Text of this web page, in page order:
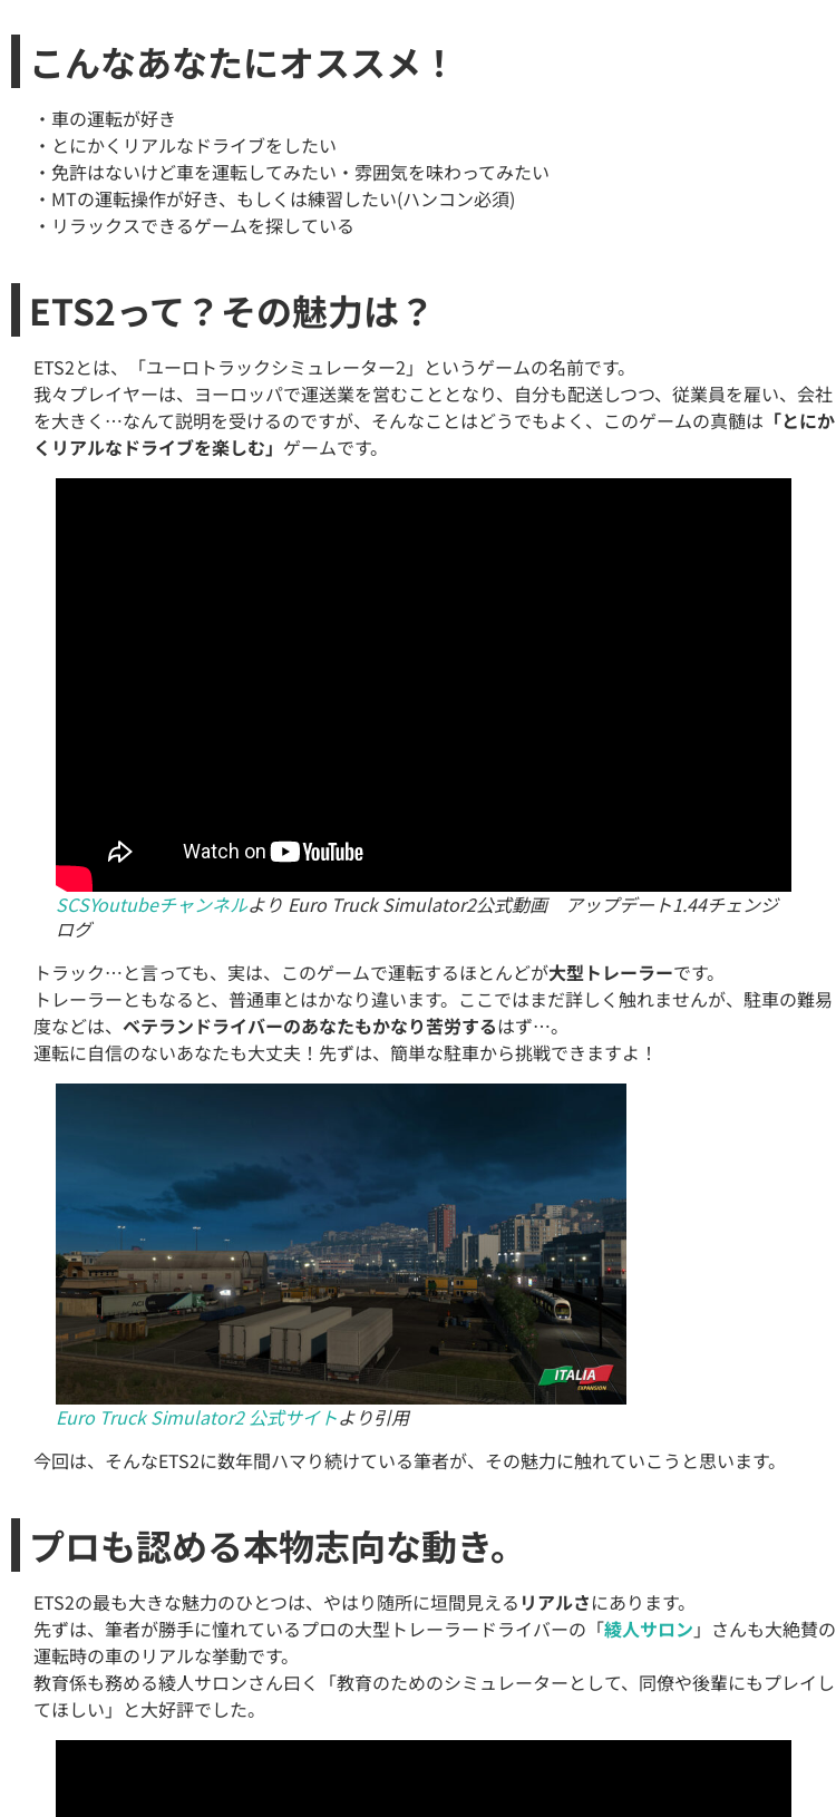
こんなあなたにオススメ！
・車の運転が好き
・とにかくリアルなドライブをしたい
・免許はないけど車を運転してみたい・雰囲気を味わってみたい
・MTの運転操作が好き、もしくは練習したい(ハンコン必須)
・リラックスできるゲームを探している
ETS2って？その魅力は？
ETS2とは、「ユーロトラックシミュレーター2」というゲームの名前です。
我々プレイヤーは、ヨーロッパで運送業を営むこととなり、自分も配送しつつ、従業員を雇い、会社
を大きく…なんて説明を受けるのですが、そんなことはどうでもよく、このゲームの真髄は 「とにか
くリアルなドライブを楽しむ」 ゲームです。
SCSYoutubeチャンネルより Euro Truck Simulator2公式動画 アップデート1.44チェンジ
ログ
トラック…と言っても、実は、このゲームで運転するほとんどが大型トレーラーです。
トレーラーともなると、普通車とはかなり違います。ここではまだ詳しく触れませんが、駐車の難易
度などは、 ベテランドライバーのあなたもかなり苦労するはず…。
運転に自信のないあなたも大丈夫！先ずは、簡単な駐車から挑戦できますよ！
Euro Truck Simulator2 公式サイトより引用
今回は、そんなETS2に数年間ハマり続けている筆者が、その魅力に触れていこうと思います。
プロも認める本物志向な動き。
ETS2の最も大きな魅力のひとつは、やはり随所に垣間見える リアルさにあります。
先ずは、筆者が勝手に憧れているプロの大型トレーラードライバーの「綾人サロン 」さんも大絶賛の
運転時の車のリアルな挙動です。
教育係も務める綾人サロンさん曰く「教育のためのシミュレーターとして、同僚や後輩にもプレイし
てほしい」と大好評でした。